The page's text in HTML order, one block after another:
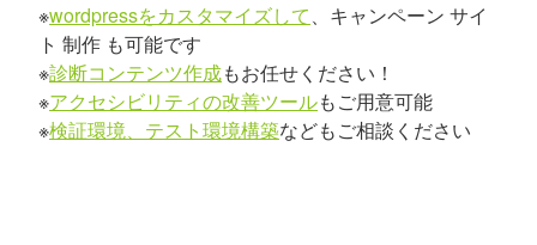
※wordpressをカスタマイズして、キャンペーン サイ
ト 制作 も可能です
※診断コンテンツ作成もお任せください！
※アクセシビリティの改善ツールもご用意可能
※検証環境、テスト環境構築などもご相談ください